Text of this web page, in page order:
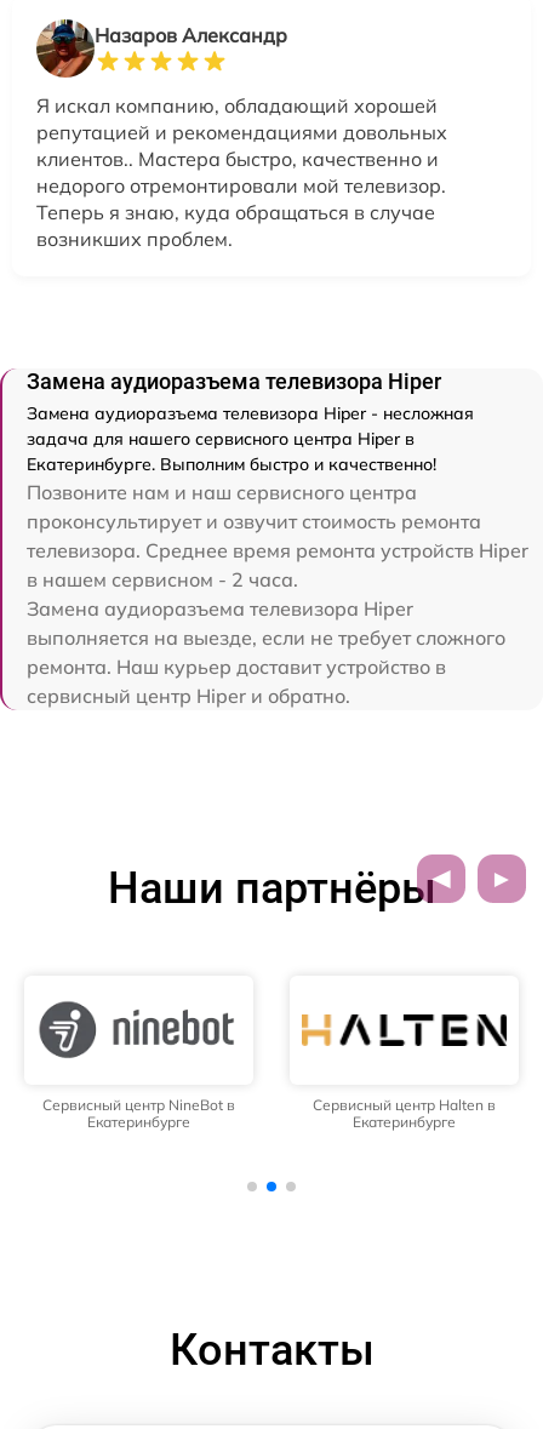
Назаров Александр
Я искал компанию, обладающий хорошей
репутацией и рекомендациями довольных
клиентов.. Мастера быстро, качественно и
недорого отремонтировали мой телевизор.
Теперь я знаю, куда обращаться в случае
возникших проблем.
Замена аудиоразъема телевизора Hiper
Замена аудиоразъема телевизора Hiper - несложная
задача для нашего сервисного центра Hiper в
Екатеринбурге. Выполним быстро и качественно!
Позвоните нам и наш сервисного центра
проконсультирует и озвучит стоимость ремонта
телевизора. Среднее время ремонта устройств Hiper
в нашем сервисном - 2 часа.
Замена аудиоразъема телевизора Hiper
выполняется на выезде, если не требует сложного
ремонта. Наш курьер доставит устройство в
сервисный центр Hiper и обратно.
Наши партнёры
Сервисный центр NineBot в
Екатеринбурге
Сервисный центр Halten в
Екатеринбурге
Контакты